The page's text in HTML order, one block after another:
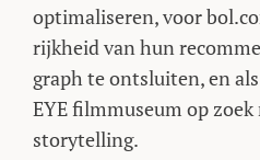
optimaliseren, voor
rijkheid van hun
graph te ontsluiten, en
EYE filmmuseum op
storytelling.